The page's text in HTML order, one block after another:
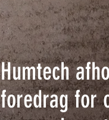
Humtech
foredrag for